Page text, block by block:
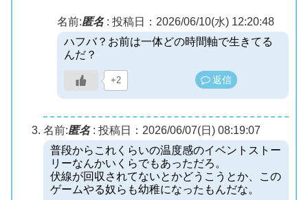
名前:匿名: 投稿日：2026/06/10(水) 12:20:48
ハフバ？お前は一体どの時間軸で生きてる
んだ？
+2 返信
名前:匿名: 投稿日：2026/06/07(日) 08:19:07
普段からこれくらいの温度感のイベントストー
リーなんかいくらでもあっただろ。
伏線が回収されてないとかどうこうとか、この
ゲームやる奴らも幼稚になったもんだな。